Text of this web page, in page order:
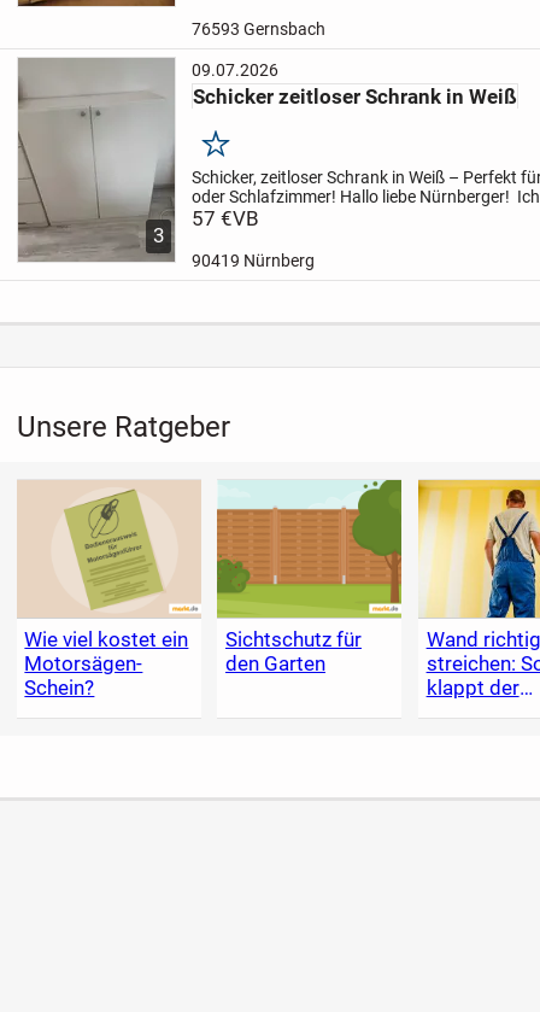
76593 Gernsbach
3
09.07.2026
Schicker zeitloser Schrank in Weiß
Merken
Schicker, zeitloser Schrank in Weiß – Perfekt
oder Schlafzimmer! ​Hallo liebe Nürnberger! ️
wunderschönen, minimalistischen Schrank in
57 €VB
90419 Nürnberg
Unsere Ratgeber
Wie viel kostet ein
Motorsägen-
Schein?
Sichtschutz für
den Garten
Wand richtig
streichen:
klappt der
Anstrich